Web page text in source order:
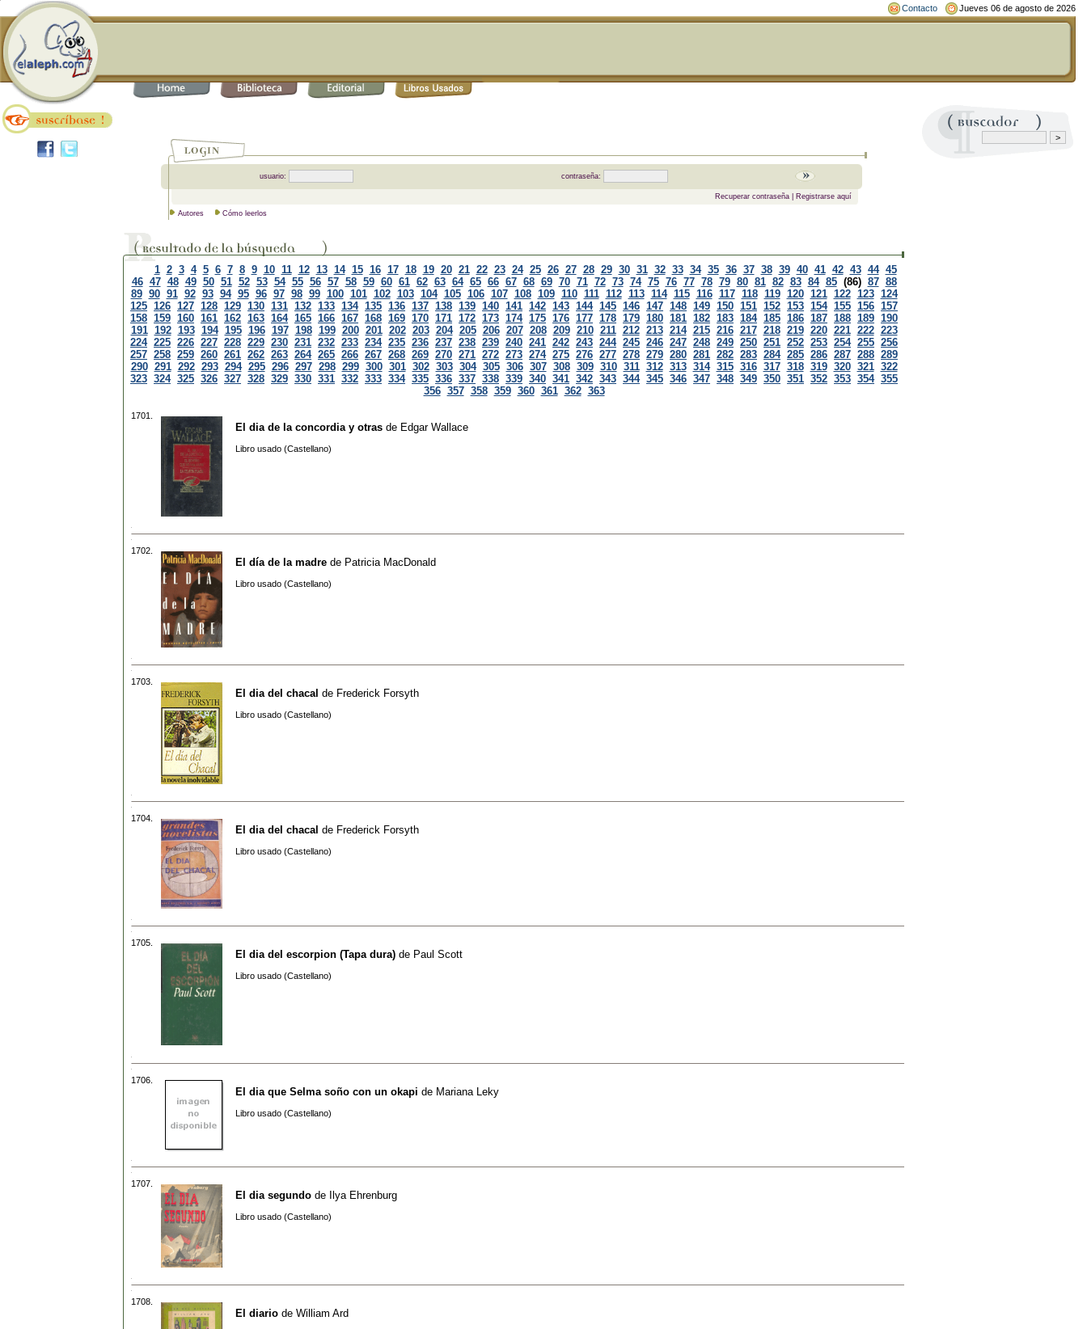
Contacto Jueves 06 de agosto de 2026
usuario: contraseña:
Recuperar contraseña| Registrarse aquí
Autores Cómo leerlos
1 2 3 4 5 6 7 8 9 10 11 12 13 14 15 16 17 18 19 20 21 22 23 24 25 26 27 28 29 30 31 32 33 34 35 36 37 38 39 40 41 42 43 44 45
46 47 48 49 50 51 52 53 54 55 56 57 58 59 60 61 62 63 64 65 66 67 68 69 70 71 72 73 74 75 76 77 78 79 80 81 82 83 84 85 (86) 87 88
89 90 91 92 93 94 95 96 97 98 99 100 101 102 103 104 105 106 107 108 109 110 111 112 113 114 115 116 117 118 119 120 121 122 123 124
125 126 127 128 129 130 131 132 133 134 135 136 137 138 139 140 141 142 143 144 145 146 147 148 149 150 151 152 153 154 155 156 157
158 159 160 161 162 163 164 165 166 167 168 169 170 171 172 173 174 175 176 177 178 179 180 181 182 183 184 185 186 187 188 189 190
191 192 193 194 195 196 197 198 199 200 201 202 203 204 205 206 207 208 209 210 211 212 213 214 215 216 217 218 219 220 221 222 223
224 225 226 227 228 229 230 231 232 233 234 235 236 237 238 239 240 241 242 243 244 245 246 247 248 249 250 251 252 253 254 255 256
257 258 259 260 261 262 263 264 265 266 267 268 269 270 271 272 273 274 275 276 277 278 279 280 281 282 283 284 285 286 287 288 289
290 291 292 293 294 295 296 297 298 299 300 301 302 303 304 305 306 307 308 309 310 311 312 313 314 315 316 317 318 319 320 321 322
323 324 325 326 327 328 329 330 331 332 333 334 335 336 337 338 339 340 341 342 343 344 345 346 347 348 349 350 351 352 353 354 355
356 357 358 359 360 361 362 363
1701.
El dia de la concordia y otras de Edgar Wallace
Libro usado (Castellano)
1702.
El día de la madre de Patricia MacDonald
Libro usado (Castellano)
1703.
El dia del chacal de Frederick Forsyth
Libro usado (Castellano)
1704.
El dia del chacal de Frederick Forsyth
Libro usado (Castellano)
1705.
El dia del escorpion (Tapa dura) de Paul Scott
Libro usado (Castellano)
1706.
El dia que Selma soño con un okapi de Mariana Leky
Libro usado (Castellano)
1707.
El dia segundo de Ilya Ehrenburg
Libro usado (Castellano)
1708.
El diario de William Ard